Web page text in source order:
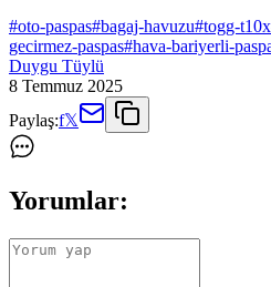
#oto-paspas#bagaj-havuzu#togg-t10x
gecirmez-paspas#hava-bariyerli-
Duygu Tüylü
8 Temmuz 2025
Paylaş:f𝕏
Yorumlar: